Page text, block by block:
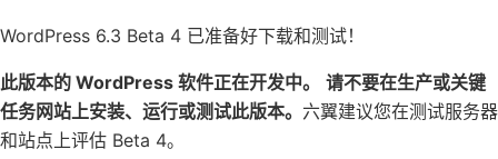
WordPress 6.3 Beta 4 已准备好下载和测试！
此版本的 WordPress 软件正在开发中。
请不要在生产或关键
任务网站上安装、运行或测试此版本。 六翼建议您在测试服务器
和站点上评估 Beta 4。